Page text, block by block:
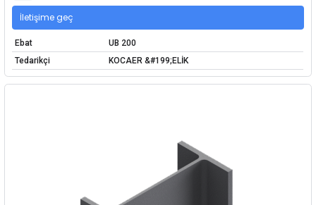
İletişime geç
Ebat
UB 200
Tedarikçi
KOCAER &#199;ELİK